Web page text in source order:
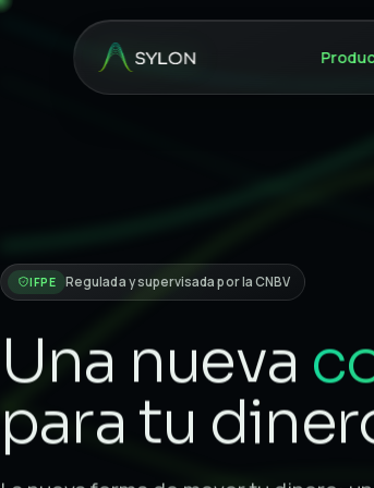
IFPE Regulada y supervisada por la CNBV
Una nueva
para tu